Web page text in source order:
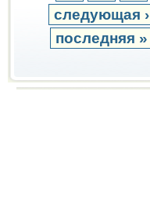
следующая ›
последняя »